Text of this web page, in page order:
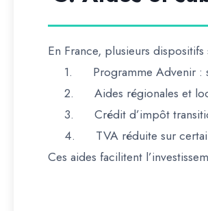
En France, plusieurs
1.
Programme Advenir :
2.
Aides régionales et
3.
Crédit d’impôt
4.
TVA réduite sur
Ces aides facilitent